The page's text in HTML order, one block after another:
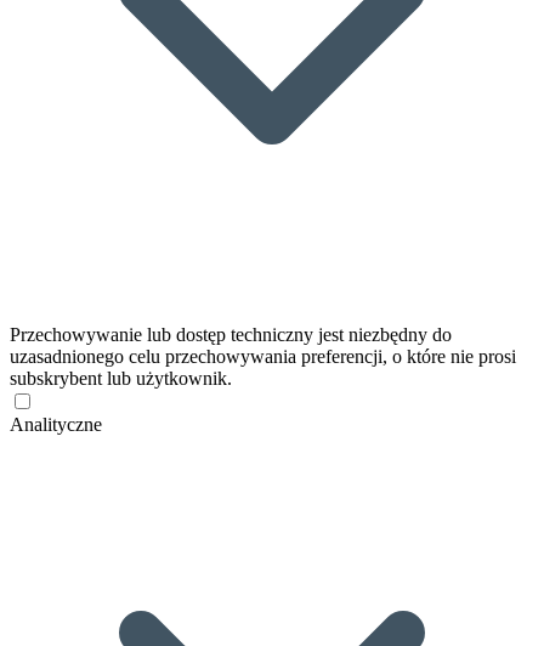
Przechowywanie lub dostęp techniczny jest niezbędny do
uzasadnionego celu przechowywania preferencji, o które nie prosi
subskrybent lub użytkownik.
Analityczne